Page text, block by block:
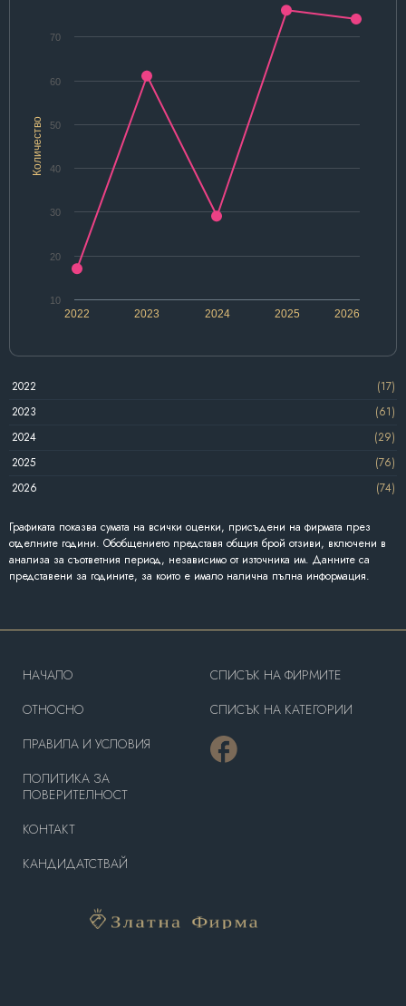
Количество
2022 2024 2026
2023 2025
10
20
30
40
50
60
70
2022
(17)
2023
(61)
2024
(29)
2025
(76)
2026
(74)
Графиката показва сумата на всички оценки, присъдени на фирмата през
отделните години. Обобщението представя общия брой отзиви, включени в
анализа за съответния период, независимо от източника им. Данните са
представени за годините, за които е имало налична пълна информация.
HAЧАЛО
OТНОСНО
ПРАВИЛА И УСЛОВИЯ
ПОЛИТИКА ЗА
ПОВЕРИТЕЛНОСТ
КОНТАКТ
КАНДИДАТСТВАЙ
СПИСЪК НА ФИРМИТЕ
СПИСЪК НА КАТЕГОРИИ